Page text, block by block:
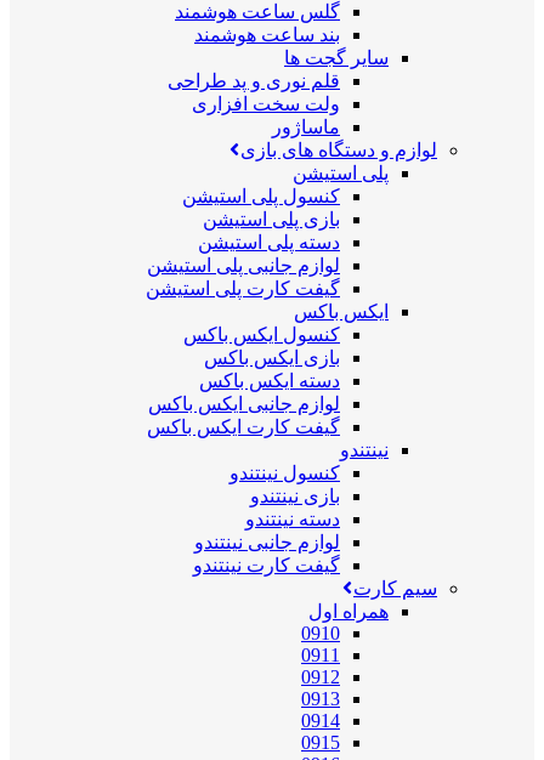
گلس ساعت هوشمند
بند ساعت هوشمند
سایر گجت ها
قلم نوری و پد طراحی
ولت سخت افزاری
ماساژور
لوازم و دستگاه های بازی
پلی استیشن
کنسول پلی استیشن
بازی پلی استیشن
دسته پلی استیشن
لوازم جانبی پلی استیشن
گیفت کارت پلی استیشن
ایکس باکس
کنسول ایکس باکس
بازی ایکس باکس
دسته ایکس باکس
لوازم جانبی ایکس باکس
گیفت کارت ایکس باکس
نینتندو
کنسول نینتندو
بازی نینتندو
دسته نینتندو
لوازم جانبی نینتندو
گیفت کارت نینتندو
سیم کارت
همراه اول
0910
0911
0912
0913
0914
0915